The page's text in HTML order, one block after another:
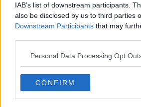
IAB’s list of downstream participants.
also be disclosed by us to third parties
Downstream Participants that may
Personal Data Processing Opt
CONFIRM
Il tennis ​è solidarietà e
Settimana del Glaucoma, le
"Servizio sanitario da
Donazione del Calcit al San